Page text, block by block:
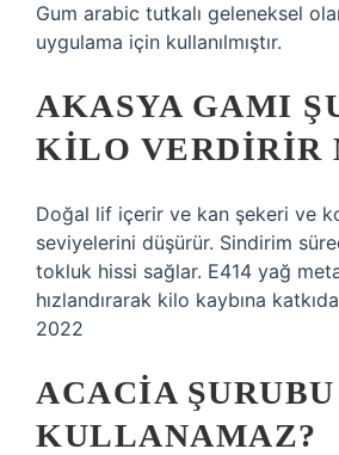
Gum arabic tutkalı geleneksel
uygulama için kullanılmıştır.
AKASYA GAMI
KILO VERDIRIR
Doğal lif içerir ve kan şekeri ve
seviyelerini düşürür. Sindirim
tokluk hissi sağlar. E414 yağ
hızlandırarak kilo kaybına
2022
ACACIA
KULLANAMAZ?